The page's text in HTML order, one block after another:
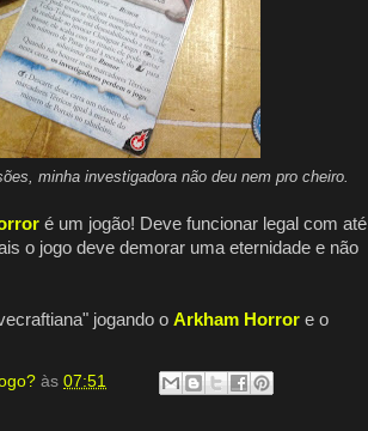
minha investigadora não deu nem pro cheiro.
é um jogão! Deve funcionar legal com até
o jogo deve demorar uma eternidade e não
jogando o Arkham Horror e o
às 07:51